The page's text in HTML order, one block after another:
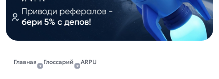
Главная Глоссарий ARPU